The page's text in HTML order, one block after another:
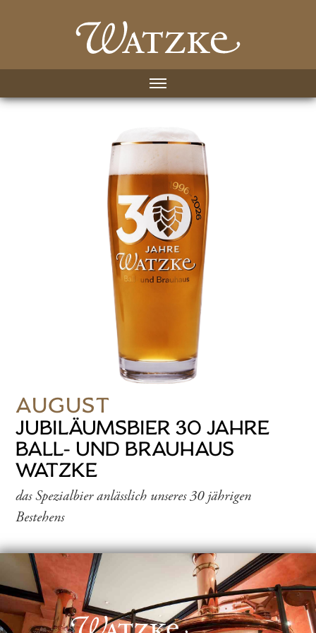
AUGUST
JUBILÄUMSBIER 30 JAHRE
BALL- UND BRAUHAUS
WATZKE
das Spezialbier anlässlich unseres 30 jährigen
Bestehens